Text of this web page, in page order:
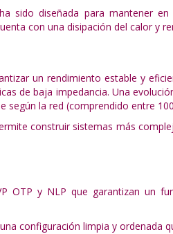
sido diseñada para mantener
con una disipación del calor y
un rendimiento estable y
de baja impedancia. Una
la red (comprendido entre
construir sistemas más
OTP y NLP que garantizan un
configuración limpia y ordenada